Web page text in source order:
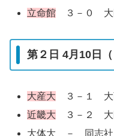
立命館 ３－０ 大
第２日 4月10日（
大産大 ３－１ 大
近畿大 ３－２ 大
大体大 － 同志社